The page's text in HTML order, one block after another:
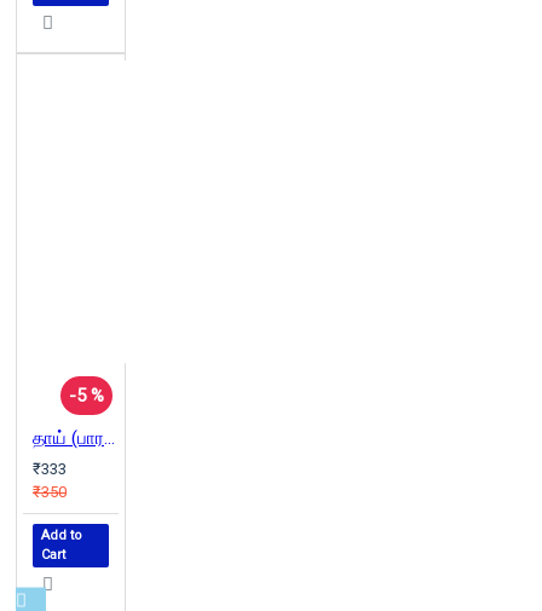
-5 %
தாய் (பாரதி புத்தகாலயம்)
₹333
₹350
Add to
Cart